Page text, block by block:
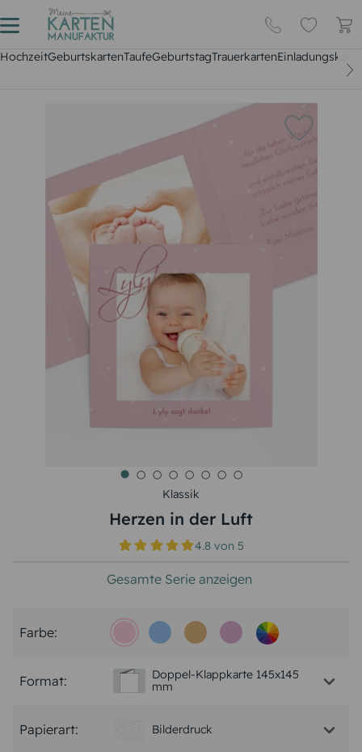
HochzeitGeburtskartenTaufeGeburtstagTrauerkarten
Klassik
Herzen in der Luft
4.8 von5
Gesamte Serie anzeigen
Farbe:
Format:
Doppel-Klappkarte 145x145
mm
Papierart: Bilderdruck